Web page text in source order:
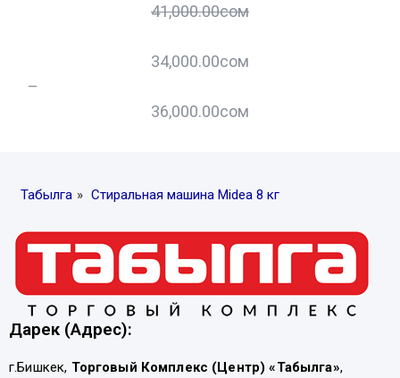
41,000.00сом
34,000.00сом
–
36,000.00сом
Табылга » Стиральная машина Midea 8 кг
Дарек (Адрес):
г.Бишкек, Торговый Комплекс (Центр) «Табылга»,